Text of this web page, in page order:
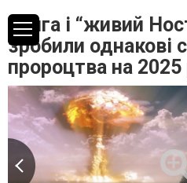
Ванга і “живий
зробили однакові
пророцтва на 2025